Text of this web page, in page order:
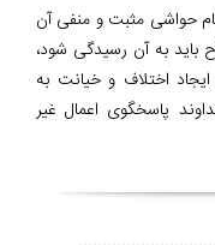
حواشی مثبت و منفی آن
باید به آن رسیدگی شود،
اختلاف و خیانت به
پاسخگوی اعمال غیر